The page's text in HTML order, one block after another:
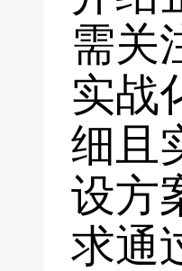
需关
实战
细且
设方
求通